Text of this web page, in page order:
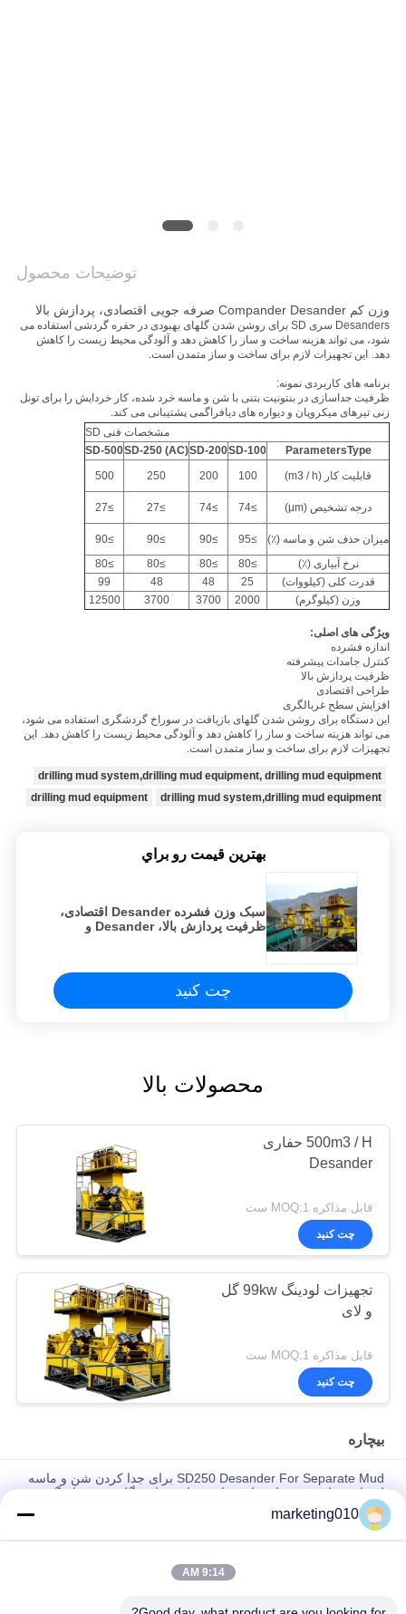
توضیحات محصول
وزن کم Compander Desander صرفه جویی اقتصادی، پردازش بالا
Desanders سری SD برای روشن شدن گلهای بهبودی در حفره گردشی استفاده می
شود، می تواند هزینه ساخت و ساز را کاهش دهد و آلودگی محیط زیست را کاهش
دهد. این تجهیزات لازم برای ساخت و ساز متمدن است.
برنامه های کاربردی نمونه:
ظرفیت جداسازی در بنتونیت بتنی با شن و ماسه خرد شده، کار خردایش را برای تونل
زنی تیرهای میکروپان و دیواره های دیافراگمی پشتیبانی می کند.
مشخصات فنی SD
ParametersType
SD-100
SD-200
SD-250 (AC)
SD-500
قابلیت کار (m3 / h)
100
200
250
500
درجه تشخیص (μm) ≥74
≥74
≥27
≥27
میزان حذف شن و ماسه (٪) ≥95
≥90
≥90
≥90
نرخ آبیاری (٪)
≥80
≥80
≥80
≥80
قدرت کلی (کیلووات)
25
48
48
99
وزن (کیلوگرم)
2000
3700
3700
12500
ویژگی های اصلی:
اندازه فشرده
کنترل جامدات پیشرفته
ظرفیت پردازش بالا
طراحی اقتصادی
افزایش سطح غربالگری
این دستگاه برای روشن شدن گلهای بازیافت در سوراخ گردشگری استفاده می شود،
می تواند هزینه ساخت و ساز را کاهش دهد و آلودگی محیط زیست را کاهش دهد. این
تجهیزات لازم برای ساخت و ساز متمدن است.
drilling mud system,drilling mud equipment, drilling mud equipment
drilling mud system,drilling mud equipment
drilling mud equipment
بهترين قيمت رو براي
سبک وزن فشرده Desander اقتصادی،
ظرفیت پردازش بالا، Desander و
چت کنید
محصولات بالا
500m3 / H حفاری
Desander
قابل مذاکره MOQ:1 ست
چت کنید
تجهیزات لودینگ 99kw گل
و لای
قابل مذاکره MOQ:1 ست
چت کنید
بیچاره
SD250 Desander For Separate Mud برای جدا کردن شن و ماسه
از مایع حفاری مورد استفاده برای شفاف سازی گل در سوراخ گردش
شمع حوصله
Desander Compact با ظرفیت پردازش بالا برای ساخت و ساز
marketing010
9:14 AM